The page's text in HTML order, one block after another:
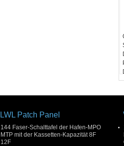
LWL Patch Panel
144 Faser-Schalttafel der Hafen-MPO
MTP mit der Kassetten-Kapazität 8F
12F